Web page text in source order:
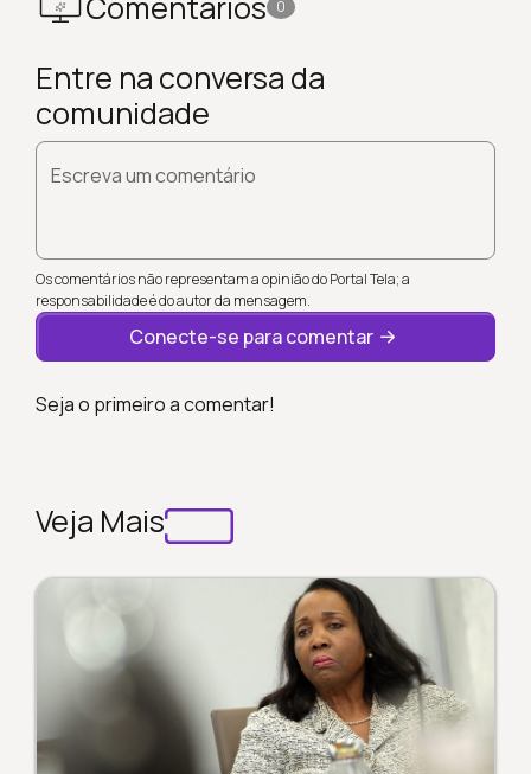
0
Entre na conversa da
comunidade
Escreva um comentário
Os comentários não representam a opinião do Portal Tela; a
responsabilidade é do autor da mensagem.
Conecte-se para comentar
Seja o primeiro a comentar!
Veja Mais